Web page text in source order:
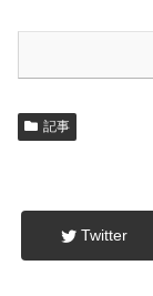
記事
Twitter